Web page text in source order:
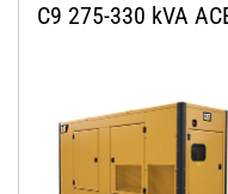
C9 275-330 kVA